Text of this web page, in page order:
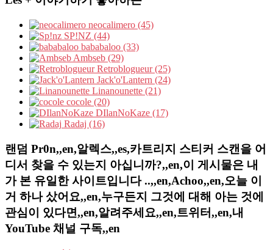
neocalimero (45)
SP!NZ (44)
bababaloo (33)
Ambseb (29)
Retroblogueur (25)
Jack'o'Lantern (24)
Linanounette (21)
cocole (20)
DIlanNoKaze (17)
Radaj (16)
랜덤 Pr0n,,en,알렉스,,es,카트리지 스티커 스캔을 어
디서 찾을 수 있는지 아십니까?,,en,이 게시물은 내
가 본 유일한 사이트입니다 ..,,en,Achoo,,en,오늘 이
거 하나 샀어요,,en,누구든지 그것에 대해 아는 것에
관심이 있다면,,en,알려주세요,,en,트위터,,en,내
YouTube 채널 구독,,en